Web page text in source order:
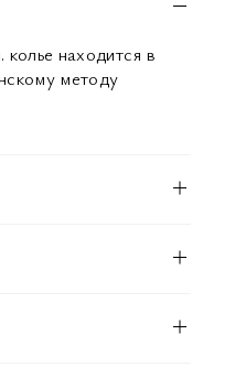
находится в
методу